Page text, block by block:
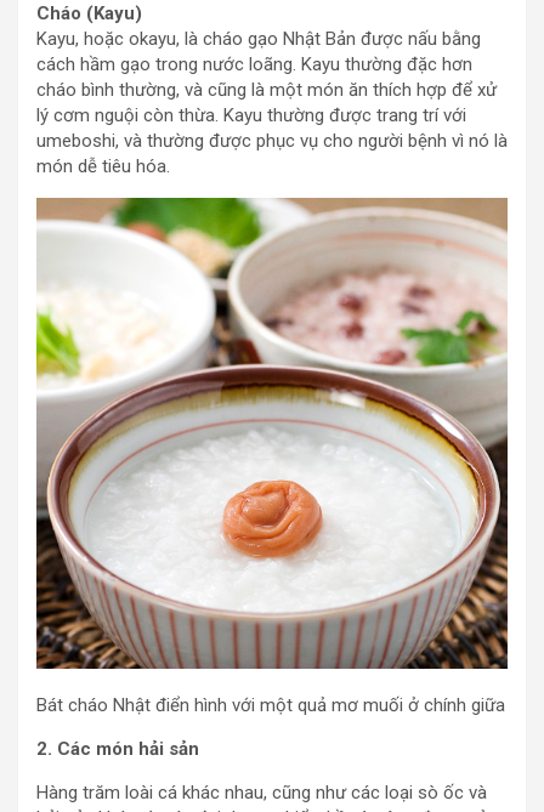
Cháo (Kayu)
Kayu, hoặc okayu, là cháo gạo Nhật Bản được nấu bằng
cách hầm gạo trong nước loãng. Kayu thường đặc hơn
cháo bình thường, và cũng là một món ăn thích hợp để xử
lý cơm nguội còn thừa. Kayu thường được trang trí với
umeboshi, và thường được phục vụ cho người bệnh vì nó là
món dễ tiêu hóa.
Bát cháo Nhật điển hình với một quả mơ muối ở chính giữa
2. Các món hải sản
Hàng trăm loài cá khác nhau, cũng như các loại sò ốc và